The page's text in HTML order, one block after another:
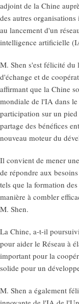
adjoint de la Chine
des autres
au lancement d'un
intelligence artificielle
M. Shen s'est félicité du
d'échange et de
affirmant que la Chine
mondiale de l'IA dans
participation sur un
partage des bénéfices
nouveau moteur du
Il convient de mener
de répondre aux
tels que la formation
manière à combler
M. Shen.
La Chine, a-t-il
pour aider le Réseau à
important pour la
solide pour un
M. Shen a également